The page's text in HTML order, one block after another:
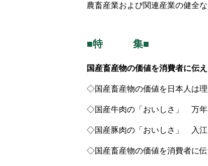
農畜産業および関連産業の健全
■特 集■
国産畜産物の価値を消費者に伝
◇国産畜産物の価値を日本人は
◇国産牛肉の「おいしさ」 万年
◇国産豚肉の「おいしさ」 入江
◇国産畜産物の価値を消費者に